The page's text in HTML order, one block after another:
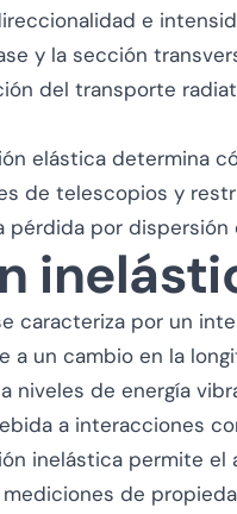
e
y la sección
del transporte
elástica determina
de telescopios y
por dispersión
caracteriza por un
a un cambio en la
niveles de energía
a interacciones
inelástica permite
de